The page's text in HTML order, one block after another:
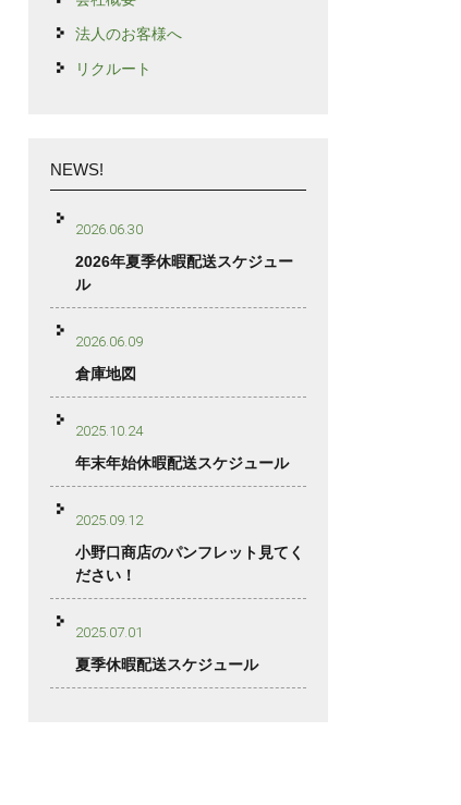
法人のお客様へ
リクルート
NEWS!
2026.06.30
2026年夏季休暇配送スケジュー
ル
2026.06.09
倉庫地図
2025.10.24
年末年始休暇配送スケジュール
2025.09.12
小野口商店のパンフレット見てく
ださい！
2025.07.01
夏季休暇配送スケジュール